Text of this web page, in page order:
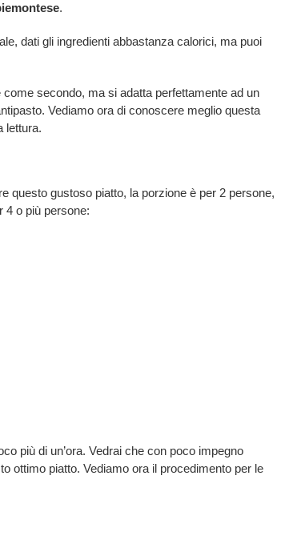
.
dati gli ingredienti abbastanza calorici, ma puoi
secondo, ma si adatta perfettamente ad un
Vediamo ora di conoscere meglio questa
lettura.
questo gustoso piatto, la porzione è per 2 persone,
4 o più persone:
più di un’ora. Vedrai che con poco impegno
ottimo piatto. Vediamo ora il procedimento per le